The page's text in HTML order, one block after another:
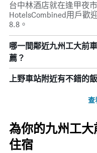
台中林酒店就在逢甲夜
HotelsCombined用戶歡
8.8。
哪一間鄰近九州工大前
薦？
上野車站附近有不錯的
查
為你的九州工
住宿